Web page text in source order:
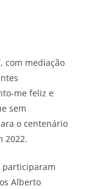
com mediação
me feliz e
sem
o centenário
2022.
participaram
Alberto